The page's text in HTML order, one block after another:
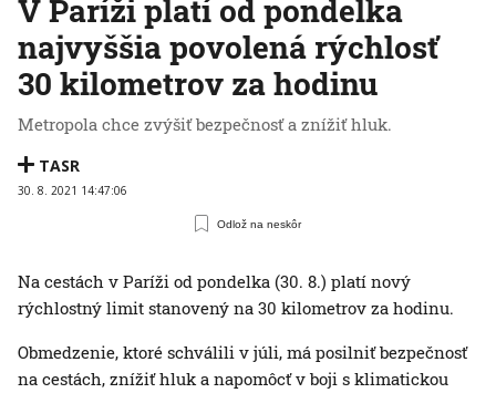
V Paríži platí od pondelka
najvyššia povolená rýchlosť
30 kilometrov za hodinu
Metropola chce zvýšiť bezpečnosť a znížiť hluk.
TASR
30. 8. 2021 14:47:06
Odlož na neskôr
Na cestách v Paríži od pondelka (30. 8.) platí nový
rýchlostný limit stanovený na 30 kilometrov za hodinu.
Obmedzenie, ktoré schválili v júli, má posilniť bezpečnosť
na cestách, znížiť hluk a napomôcť v boji s klimatickou